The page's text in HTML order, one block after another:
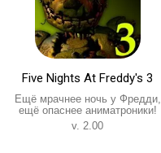
Five Nights At Freddy's 3
Ещё мрачнее ночь у Фредди,
ещё опаснее аниматроники!
v. 2.00